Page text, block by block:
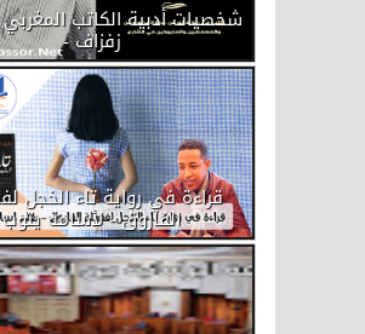
​شخصيات أدبية الكاتب
زفزاف -
قراءة في رواية تاء الخجل
الفاروق - لأسامة يتوب